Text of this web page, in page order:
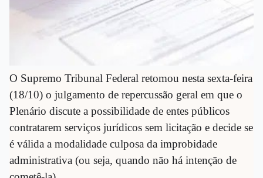
O Supremo Tribunal Federal retomou nesta sexta-feira
(18/10) o julgamento de repercussão geral em que o
Plenário discute a possibilidade de entes públicos
contratarem serviços jurídicos sem licitação e decide se
é válida a modalidade culposa da improbidade
administrativa (ou seja, quando não há intenção de